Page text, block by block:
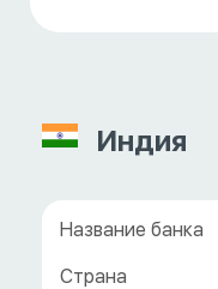
Индия